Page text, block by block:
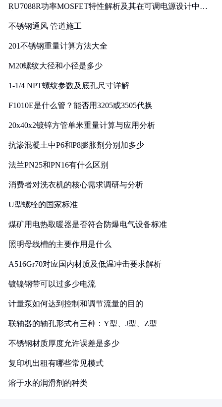
RU7088R功率MOSFET特性解析及其在可调电源设计中的
不锈钢通风 管道施工
201不锈钢重量计算方法大全
M20螺纹大径和小径是多少
1-1/4 NPT螺纹参数及底孔尺寸详解
F1010E是什么管？能否用3205或3505代换
20x40x2镀锌方管单米重量计算与应用分析
抗渗混凝土中P6和P8膨胀剂分别加多少
法兰PN25和PN16有什么区别
消费者对洗衣机的核心需求调研与分析
U型螺栓的国家标准
煤矿用电热取暖器是否符合防爆电气设备标准
照明母线槽的主要作用是什么
A516Gr70对应国内材质及低温冲击要求解析
镀镍钢带可以过多少电流
计量泵如何达到控制和调节流量的目的
联轴器的轴孔形式有三种：Y型、J型、Z型
不锈钢材质厚度允许误差是多少
复印机出租有哪些常见模式
溶于水的润滑剂的种类